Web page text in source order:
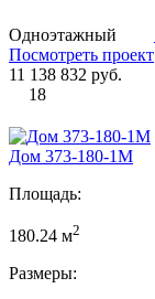
Одноэтажный
Посмотреть проект
11 138 832 руб.
18
Дом 373-180-1М
Площадь:
180.24 м2
Размеры: